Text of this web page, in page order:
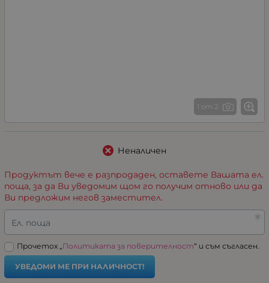
1 от 2
Неналичен
Продуктът вече е разпродаден, оставете Вашата ел.
поща, за да Ви уведомим щом го получим отново или да
Ви предложим негов заместител.
Ел. поща
Прочетох „ Политиката за поверителност“ и съм съгласен.
УВЕДОМИ МЕ ПРИ НАЛИЧНОСТ!